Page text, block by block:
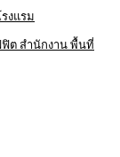
งแรม
ต สำนักงาน พื้นที่